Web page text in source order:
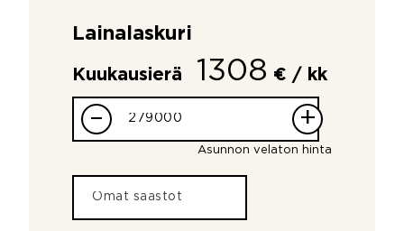
Lainalaskuri
Kuukausierä 1308 € / kk
– +
Asunnon velaton hinta